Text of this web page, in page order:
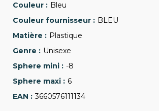
Bleu
BLEU
Plastique
Unisexe
-8
6
3660576111134